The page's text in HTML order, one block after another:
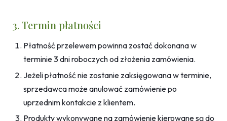
3. Termin płatności
Płatność przelewem powinna zostać dokonana w
terminie 3 dni roboczych od złożenia zamówienia.
Jeżeli płatność nie zostanie zaksięgowana w terminie,
sprzedawca może anulować zamówienie po
uprzednim kontakcie z klientem.
Produkty wykonywane na zamówienie kierowane są do